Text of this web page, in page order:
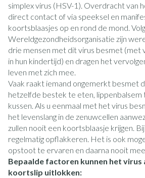
simplex virus (HSV-1). Overdracht van
direct contact of via speeksel en
koortsblaasjes op en rond de mond.
Wereldgezondheidsorganisatie zijn
drie mensen met dit virus besmet (met
in hun kindertijd) en dragen het
leven met zich mee.
Vaak raakt iemand ongemerkt besmet
hetzelfde bestek te eten, lippenbalsem
kussen. Als u eenmaal met het virus
het levenslang in de zenuwcellen
zullen nooit een koortsblaasje krijgen.
regelmatig opflakkeren. Het is ook
opstoot te ervaren en daarna nooit
Bepaalde factoren kunnen het virus
koortslip uitlokken: